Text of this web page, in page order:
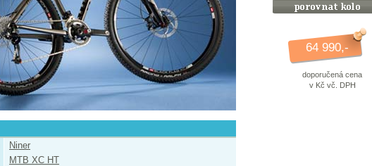
Niner
MTB XC HT
64 990,-
doporučená cena
v Kč vč. DPH